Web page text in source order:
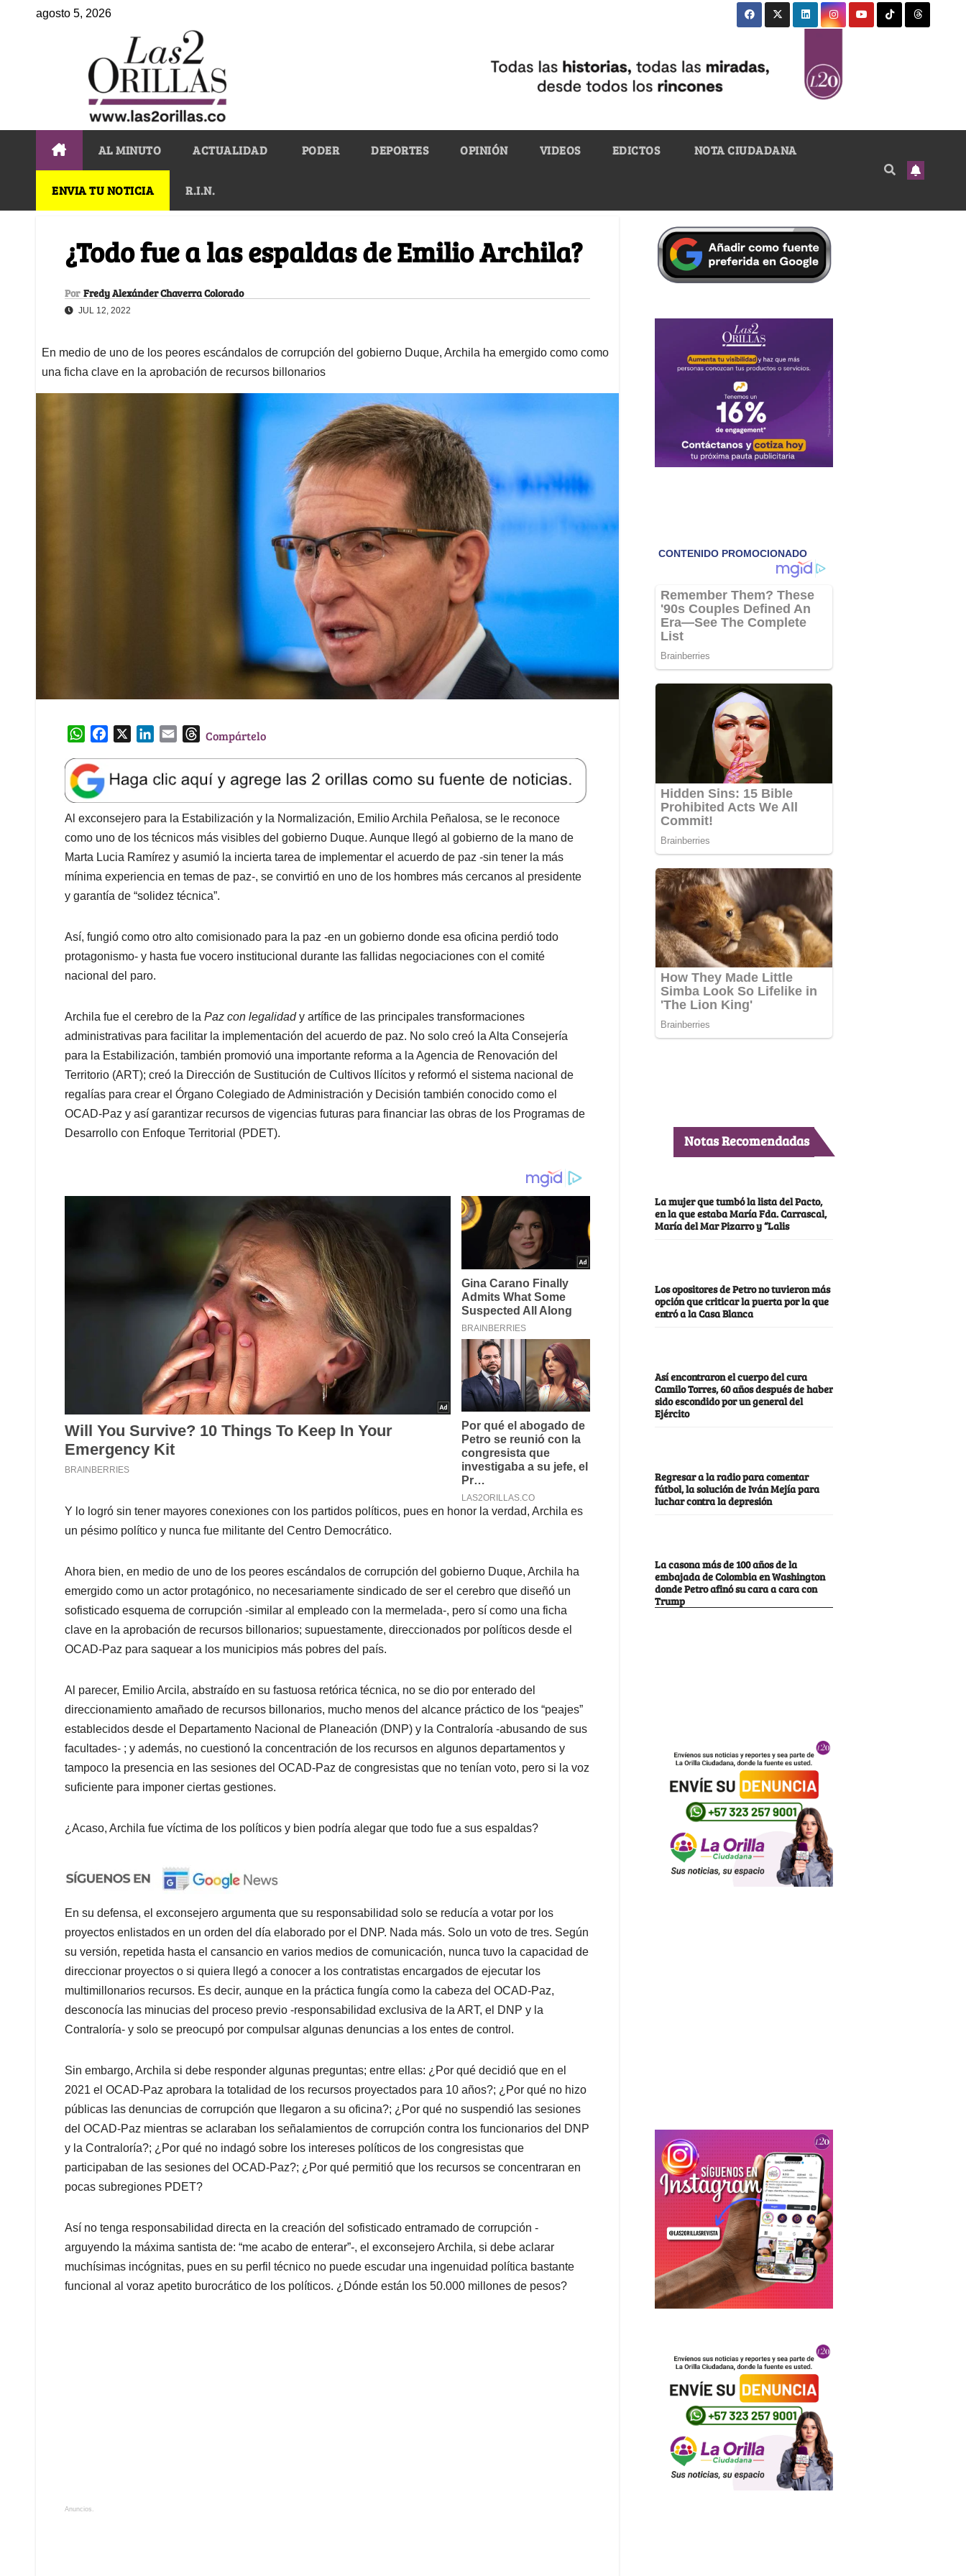
agosto 5, 2026
AL MINUTO ACTUALIDAD PODER DEPORTES OPINIÓN VIDEOS EDICTOS NOTA CIUDADANA
ENVIA TU NOTICIA R.I.N.
¿Todo fue a las espaldas de Emilio Archila?
Por Fredy Alexánder Chaverra Colorado
JUL 12, 2022
En medio de uno de los peores escándalos de corrupción del gobierno Duque, Archila ha emergido como como
una ficha clave en la aprobación de recursos billonarios
W
a
t
s
A
p
p
e
b
o
o
k
k
e
d
I
n
l
T
e
a
d
s
Compártelo
Al exconsejero para la Estabilización y la Normalización, Emilio Archila Peñalosa, se le reconoce
como uno de los técnicos más visibles del gobierno Duque. Aunque llegó al gobierno de la mano de
Marta Lucia Ramírez y asumió la incierta tarea de implementar el acuerdo de paz -sin tener la más
mínima experiencia en temas de paz-, se convirtió en uno de los hombres más cercanos al presidente
y garantía de “solidez técnica”.
Así, fungió como otro alto comisionado para la paz -en un gobierno donde esa oficina perdió todo
protagonismo- y hasta fue vocero institucional durante las fallidas negociaciones con el comité
nacional del paro.
Archila fue el cerebro de la Paz con legalidady artífice de las principales transformaciones
administrativas para facilitar la implementación del acuerdo de paz. No solo creó la Alta Consejería
para la Estabilización, también promovió una importante reforma a la Agencia de Renovación del
Territorio (ART); creó la Dirección de Sustitución de Cultivos Ilícitos y reformó el sistema nacional de
regalías para crear el Órgano Colegiado de Administración y Decisión también conocido como el
OCAD-Paz y así garantizar recursos de vigencias futuras para financiar las obras de los Programas de
Desarrollo con Enfoque Territorial (PDET).
Y lo logró sin tener mayores conexiones con los partidos políticos, pues en honor la verdad, Archila es
un pésimo político y nunca fue militante del Centro Democrático.
Ahora bien, en medio de uno de los peores escándalos de corrupción del gobierno Duque, Archila ha
emergido como un actor protagónico, no necesariamente sindicado de ser el cerebro que diseñó un
sofisticado esquema de corrupción -similar al empleado con la mermelada-, pero sí como una ficha
clave en la aprobación de recursos billonarios; supuestamente, direccionados por políticos desde el
OCAD-Paz para saquear a los municipios más pobres del país.
Al parecer, Emilio Arcila, abstraído en su fastuosa retórica técnica, no se dio por enterado del
direccionamiento amañado de recursos billonarios, mucho menos del alcance práctico de los “peajes”
establecidos desde el Departamento Nacional de Planeación (DNP) y la Contraloría -abusando de sus
facultades- ; y además, no cuestionó la concentración de los recursos en algunos departamentos y
tampoco la presencia en las sesiones del OCAD-Paz de congresistas que no tenían voto, pero si la voz
suficiente para imponer ciertas gestiones.
¿Acaso, Archila fue víctima de los políticos y bien podría alegar que todo fue a sus espaldas?
En su defensa, el exconsejero argumenta que su responsabilidad solo se reducía a votar por los
proyectos enlistados en un orden del día elaborado por el DNP. Nada más. Solo un voto de tres. Según
su versión, repetida hasta el cansancio en varios medios de comunicación, nunca tuvo la capacidad de
direccionar proyectos o si quiera llegó a conocer a los contratistas encargados de ejecutar los
multimillonarios recursos. Es decir, aunque en la práctica fungía como la cabeza del OCAD-Paz,
desconocía las minucias del proceso previo -responsabilidad exclusiva de la ART, el DNP y la
Contraloría- y solo se preocupó por compulsar algunas denuncias a los entes de control.
Sin embargo, Archila si debe responder algunas preguntas; entre ellas: ¿Por qué decidió que en el
2021 el OCAD-Paz aprobara la totalidad de los recursos proyectados para 10 años?; ¿Por qué no hizo
públicas las denuncias de corrupción que llegaron a su oficina?; ¿Por qué no suspendió las sesiones
del OCAD-Paz mientras se aclaraban los señalamientos de corrupción contra los funcionarios del DNP
y la Contraloría?; ¿Por qué no indagó sobre los intereses políticos de los congresistas que
participaban de las sesiones del OCAD-Paz?; ¿Por qué permitió que los recursos se concentraran en
pocas subregiones PDET?
Así no tenga responsabilidad directa en la creación del sofisticado entramado de corrupción -
arguyendo la máxima santista de: “me acabo de enterar”-, el exconsejero Archila, si debe aclarar
muchísimas incógnitas, pues en su perfil técnico no puede escudar una ingenuidad política bastante
funcional al voraz apetito burocrático de los políticos. ¿Dónde están los 50.000 millones de pesos?
Anuncios.
Notas Recomendadas
La mujer que tumbó la lista del Pacto,
en la que estaba María Fda. Carrascal,
María del Mar Pizarro y “Lalis
Los opositores de Petro no tuvieron más
opción que criticar la puerta por la que
entró a la Casa Blanca
Así encontraron el cuerpo del cura
Camilo Torres, 60 años después de haber
sido escondido por un general del
Ejército
Regresar a la radio para comentar
fútbol, la solución de Iván Mejía para
luchar contra la depresión
La casona más de 100 años de la
embajada de Colombia en Washington
donde Petro afinó su cara a cara con
Trump